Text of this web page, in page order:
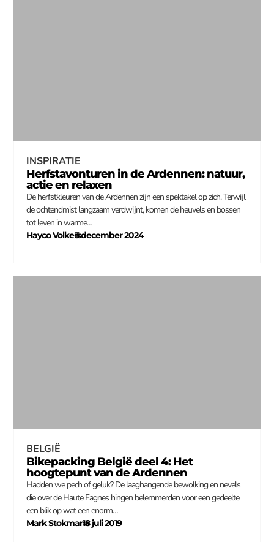
INSPIRATIE
Herfstavonturen in de Ardennen: natuur,
actie en relaxen
De herfstkleuren van de Ardennen zijn een spektakel op zich. Terwijl
de ochtendmist langzaam verdwijnt, komen de heuvels en bossen
tot leven in warme…
Hayco Volkers
–
3 december 2024
BELGIË
Bikepacking België deel 4: Het
hoogtepunt van de Ardennen
Hadden we pech of geluk? De laaghangende bewolking en nevels
die over de Haute Fagnes hingen belemmerden voor een gedeelte
een blik op wat een enorm…
Mark Stokmans
–
18 juli 2019